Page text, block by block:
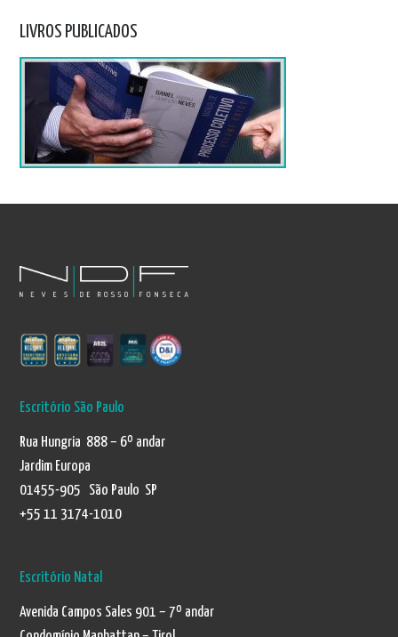
LIVROS PUBLICADOS
Escritório São Paulo
Rua Hungria 888 – 6º andar
Jardim Europa
01455-905 São Paulo SP
+55 11 3174-1010
Escritório Natal
Avenida Campos Sales 901 – 7º andar